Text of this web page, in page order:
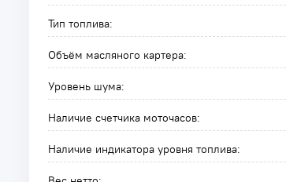
Тип топлива:
Объём масляного картера:
Уровень шума:
Наличие счетчика моточасов:
Наличие индикатора уровня топлива: